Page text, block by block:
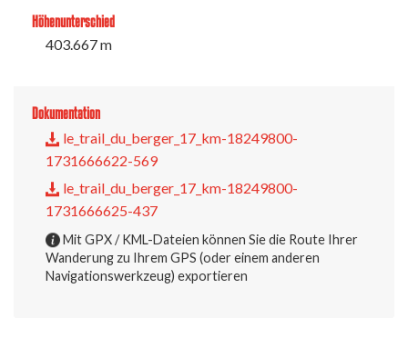
Höhenunterschied
403.667 m
Dokumentation
le_trail_du_berger_17_km-18249800-
1731666622-569
le_trail_du_berger_17_km-18249800-
1731666625-437
Mit GPX / KML-Dateien können Sie die Route Ihrer
Wanderung zu Ihrem GPS (oder einem anderen
Navigationswerkzeug) exportieren